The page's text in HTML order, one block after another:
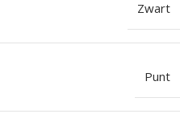
Zwart
Punt